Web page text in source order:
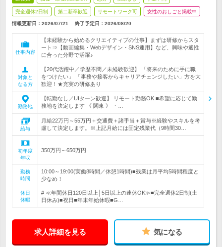
完全週休2日制 第二新卒歓迎 リモートワーク可 女性のおしごと掲載中
情報更新日：2026/07/21 終了予定日： 2026/08/20
仕事内容
【未経験から始めるクリエイティブの仕事】まずは研修からスタ
ート⇒【動画編集・Webデザイン・SNS運用】など、興味や適性
に合った分野で活躍♪
対象と
なる方
【20代活躍中／学歴不問／未経験歓迎】 「将来のために手に職
をつけたい」 「事務や接客からキャリアチェンジしたい」方を大
歓迎！★充実の研修あり
勤務地
【転勤なし／UIターン歓迎】 リモート勤務OK ■希望に応じて勤
務地を決定します 《 関東 》 ・…
給与
月給22万円～55万円＋交通費＋諸手当＋賞与※経験やスキルを考
慮して決定します。※上記月給には固定残業代（9時間30…
初年度
年収
350万円～650万円
勤務
時間
10:00～19:00(実働8時間／休憩1時間)■残業は月平均5時間程度と
少なめ！
休日
休暇
# ≪年間休日120日以上│5日以上の連休OK≫■完全週休2日制(土
日休み)■祝日■年末年始休暇■G…
求人詳細を見る 気になる